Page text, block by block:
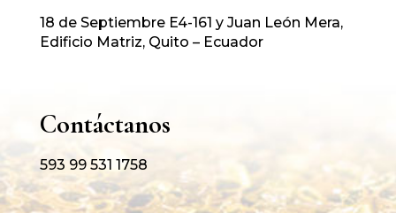
18 de Septiembre E4-161 y Juan León Mera,
Edificio Matriz, Quito – Ecuador
Contáctanos
593 99 531 1758